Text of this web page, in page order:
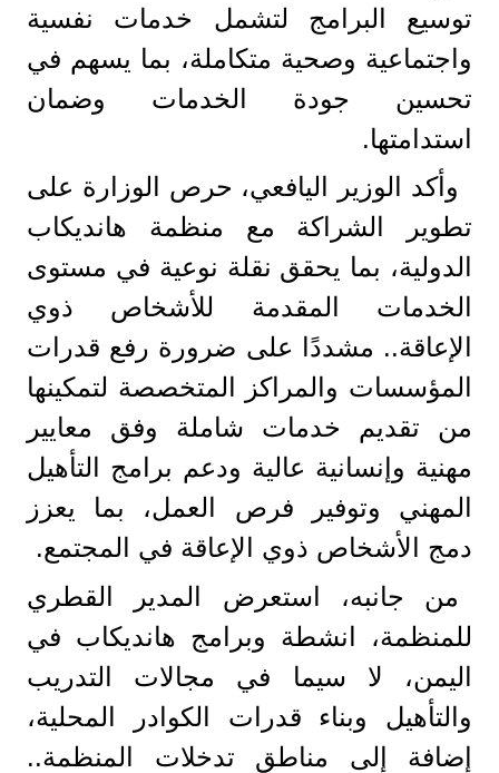
توسيع البرامج لتشمل خدمات نفسية
واجتماعية وصحية متكاملة، بما يسهم في
تحسين جودة الخدمات وضمان
استدامتها.
وأكد الوزير اليافعي، حرص الوزارة على
تطوير الشراكة مع منظمة هانديكاب
الدولية، بما يحقق نقلة نوعية في مستوى
الخدمات المقدمة للأشخاص ذوي
الإعاقة.. مشددًا على ضرورة رفع قدرات
المؤسسات والمراكز المتخصصة لتمكينها
من تقديم خدمات شاملة وفق معايير
مهنية وإنسانية عالية ودعم برامج التأهيل
المهني وتوفير فرص العمل، بما يعزز
دمج الأشخاص ذوي الإعاقة في المجتمع.
من جانبه، استعرض المدير القطري
للمنظمة، انشطة وبرامج هانديكاب في
اليمن، لا سيما في مجالات التدريب
والتأهيل وبناء قدرات الكوادر المحلية،
إضافة إلى مناطق تدخلات المنظمة..